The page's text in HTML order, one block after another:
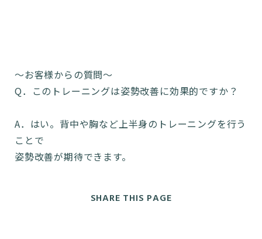
～お客様からの質問～
Q．このトレーニングは姿勢改善に効果的ですか？
A．はい。背中や胸など上半身のトレーニングを行う
ことで
姿勢改善が期待できます。
SHARE THIS PAGE